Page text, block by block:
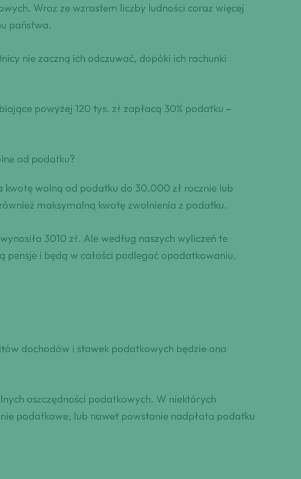
Wraz ze wzrostem liczby ludności coraz więcej
państwa.
nie zaczną ich odczuwać, dopóki ich rachunki
powyżej 120 tys. zł zapłacą 30% podatku –
od podatku?
wolną od podatku do 30.000 zł rocznie lub
maksymalną kwotę zwolnienia z podatku.
3010 zł. Ale według naszych wyliczeń te
pensje i będą w całości podlegać opodatkowaniu.
dochodów i stawek podatkowych będzie ona
oszczędności podatkowych. W niektórych
podatkowe, lub nawet powstanie nadpłata podatku